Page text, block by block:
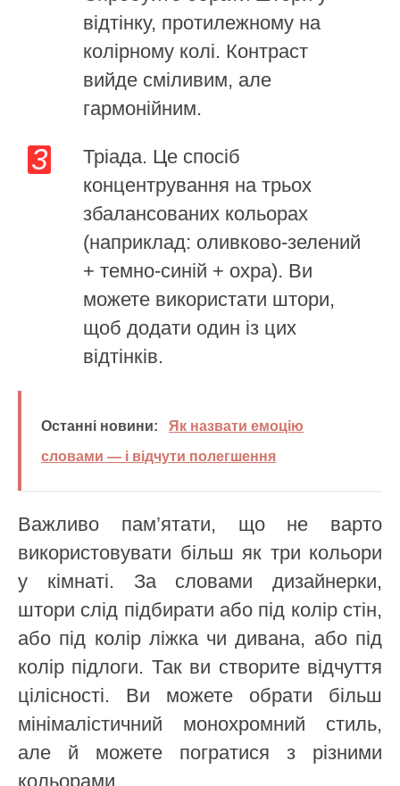
відтінку, протилежному на
колірному колі. Контраст
вийде сміливим, але
гармонійним.
Тріада. Це спосіб
концентрування на трьох
збалансованих кольорах
(наприклад: оливково-зелений
+ темно-синій + охра). Ви
можете використати штори,
щоб додати один із цих
відтінків.
Останні новини:
Як назвати емоцію
словами — і відчути полегшення
Важливо пам’ятати, що не варто
використовувати більш як три кольори
у кімнаті. За словами дизайнерки,
штори слід підбирати або під колір стін,
або під колір ліжка чи дивана, або під
колір підлоги. Так ви створите відчуття
цілісності. Ви можете обрати більш
мінімалістичний монохромний стиль,
але й можете погратися з різними
кольорами.